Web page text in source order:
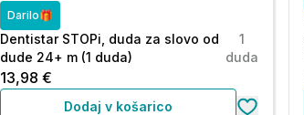
Darilo🎁
Dentistar STOPi, duda za slovo od
dude 24+ m (1 duda)
1
duda
13,98 €
Dodaj v košarico